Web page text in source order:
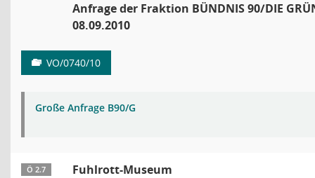
Anfrage der Fraktion BÜNDNIS 90/DIE
08.09.2010
VO/0740/10
Große Anfrage B90/G
Ö 2.7
Fuhlrott-Museum